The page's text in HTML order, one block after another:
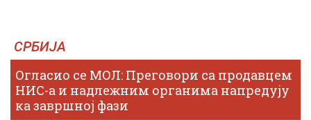
СРБИЈА
Огласио се МОЛ: Преговори са продавцем
НИС-а и надлежним органима напредују
ка завршној фази